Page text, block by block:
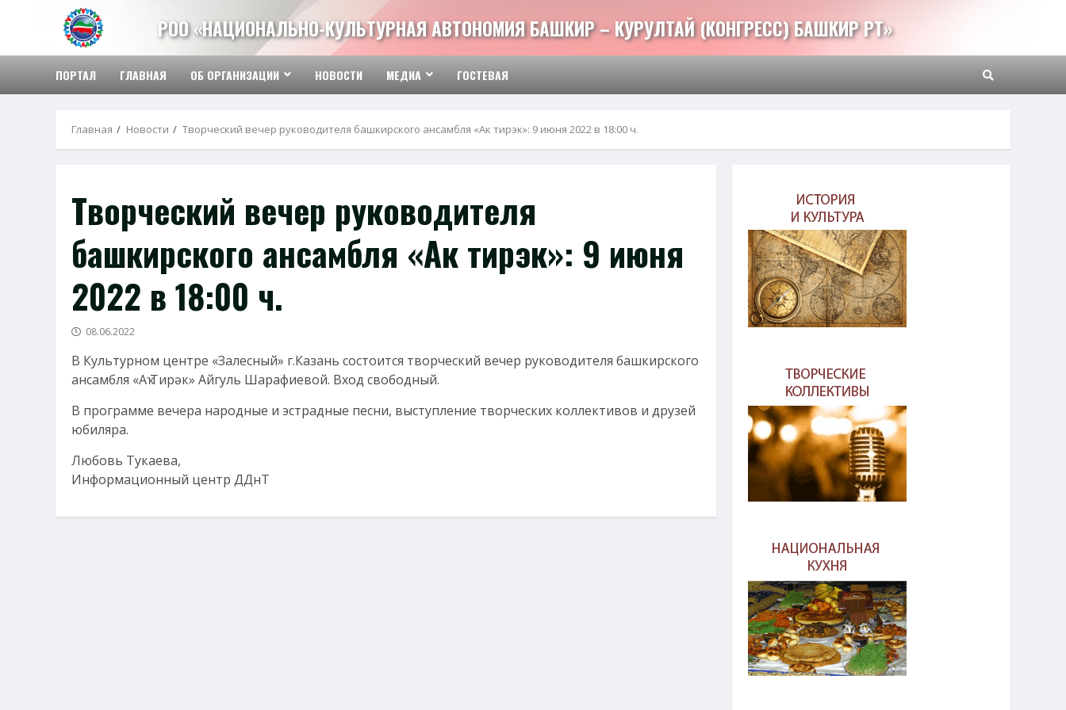
содержимому
РОО «НАЦИОНАЛЬНО-КУЛЬТУРНАЯ АВТОНОМИЯ БАШКИР – КУРУЛТАЙ (КОНГРЕСС) БАШКИР РТ»
ПОРТАЛ ГЛАВНАЯ ОБ ОРГАНИЗАЦИИ НОВОСТИ МЕДИА ГОСТЕВАЯ
Главная Новости Творческий вечер руководителя башкирского ансамбля «Ак тирэк»: 9 июня 2022 в 18:00 ч.
Творческий вечер руководителя
башкирского ансамбля «Ак тирэк»: 9 июня
2022 в 18:00 ч.
08.06.2022
В Культурном центре «Залесный» г.Казань состоится творческий вечер руководителя башкирского
ансамбля «Аҡ Тирәк» Айгуль Шарафиевой. Вход свободный.
В программе вечера народные и эстрадные песни, выступление творческих коллективов и друзей
юбиляра.
Любовь Тукаева,
Информационный центр ДДнТ